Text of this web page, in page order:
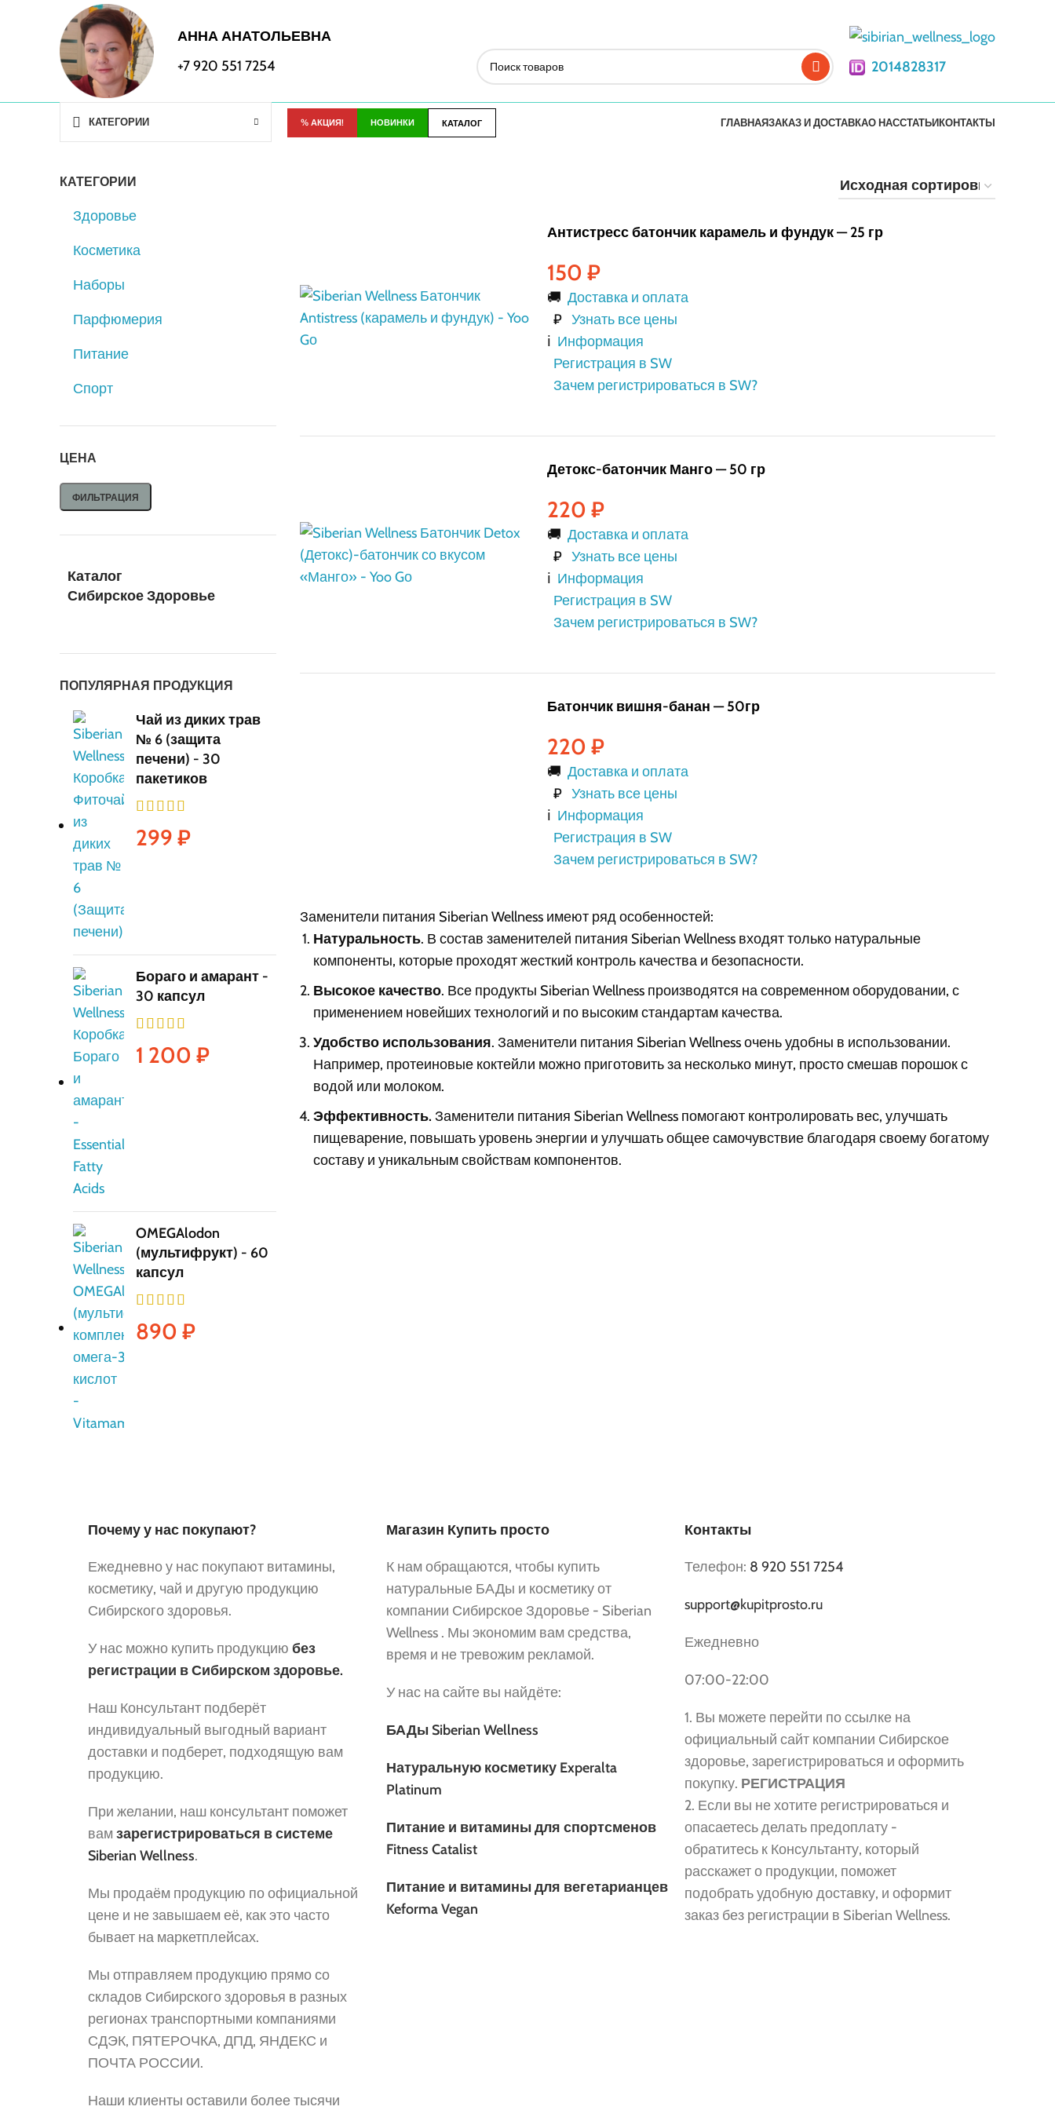
АННА АНАТОЛЬЕВНА
+7 920 551 7254
2014828317
КАТЕГОРИИ % АКЦИЯ! НОВИНКИ КАТАЛОГ ГЛАВНАЯЗАКАЗ И ДОСТАВКАО НАССТАТЬИКОНТАКТЫ
КАТЕГОРИИ
Здоровье
Косметика
Наборы
Парфюмерия
Питание
Спорт
ЦЕНА
ФИЛЬТРАЦИЯ
Каталог
Сибирское Здоровье
ПОПУЛЯРНАЯ ПРОДУКЦИЯ
Чай из диких трав
№ 6 (защита
печени) - 30
пакетиков
299 ₽
Бораго и амарант -
30 капсул
1 200 ₽
OMEGAlodon
(мультифрукт) - 60
капсул
890 ₽
Антистресс батончик карамель и фундук — 25 гр
150 ₽
🚚 Доставка и оплата
₽ Узнать все цены
ℹ️ Информация
Регистрация в SW
Зачем регистрироваться в SW?
Детокс-батончик Манго — 50 гр
220 ₽
🚚 Доставка и оплата
₽ Узнать все цены
ℹ️ Информация
Регистрация в SW
Зачем регистрироваться в SW?
Батончик вишня-банан — 50гр
220 ₽
🚚 Доставка и оплата
₽ Узнать все цены
ℹ️ Информация
Регистрация в SW
Зачем регистрироваться в SW?
Заменители питания Siberian Wellness имеют ряд особенностей:
Натуральность. В состав заменителей питания Siberian Wellness входят только натуральные
компоненты, которые проходят жесткий контроль качества и безопасности.
Высокое качество. Все продукты Siberian Wellness производятся на современном оборудовании, с
применением новейших технологий и по высоким стандартам качества.
Удобство использования. Заменители питания Siberian Wellness очень удобны в использовании.
Например, протеиновые коктейли можно приготовить за несколько минут, просто смешав порошок с
водой или молоком.
Эффективность. Заменители питания Siberian Wellness помогают контролировать вес, улучшать
пищеварение, повышать уровень энергии и улучшать общее самочувствие благодаря своему богатому
составу и уникальным свойствам компонентов.
Почему у нас покупают?
Ежедневно у нас покупают витамины,
косметику, чай и другую продукцию
Сибирского здоровья.
У нас можно купить продукцию без
регистрации в Сибирском здоровье.
Наш Консультант подберёт
индивидуальный выгодный вариант
доставки и подберет, подходящую вам
продукцию.
При желании, наш консультант поможет
вам зарегистрироваться в системе
Siberian Wellness.
Мы продаём продукцию по официальной
цене и не завышаем её, как это часто
бывает на маркетплейсах.
Мы отправляем продукцию прямо со
складов Сибирского здоровья в разных
регионах транспортными компаниями
СДЭК, ПЯТЕРОЧКА, ДПД, ЯНДЕКС и
ПОЧТА РОССИИ.
Наши клиенты оставили более тысячи
Магазин Купить просто
К нам обращаются, чтобы купить
натуральные БАДы и косметику от
компании Сибирское Здоровье - Siberian
Wellness . Мы экономим вам средства,
время и не тревожим рекламой.
У нас на сайте вы найдёте:
БАДы Siberian Wellness
Натуральную косметику Experalta
Platinum
Питание и витамины для спортсменов
Fitness Catalist
Питание и витамины для вегетарианцев
Keforma Vegan
Контакты
Телефон: 8 920 551 7254
support@kupitprosto.ru
Ежедневно
07:00-22:00
1. Вы можете перейти по ссылке на
официальный сайт компании Сибирское
здоровье, зарегистрироваться и оформить
покупку. РЕГИСТРАЦИЯ
2. Если вы не хотите регистрироваться и
опасаетесь делать предоплату -
обратитесь к Консультанту, который
расскажет о продукции, поможет
подобрать удобную доставку, и оформит
заказ без регистрации в Siberian Wellness.